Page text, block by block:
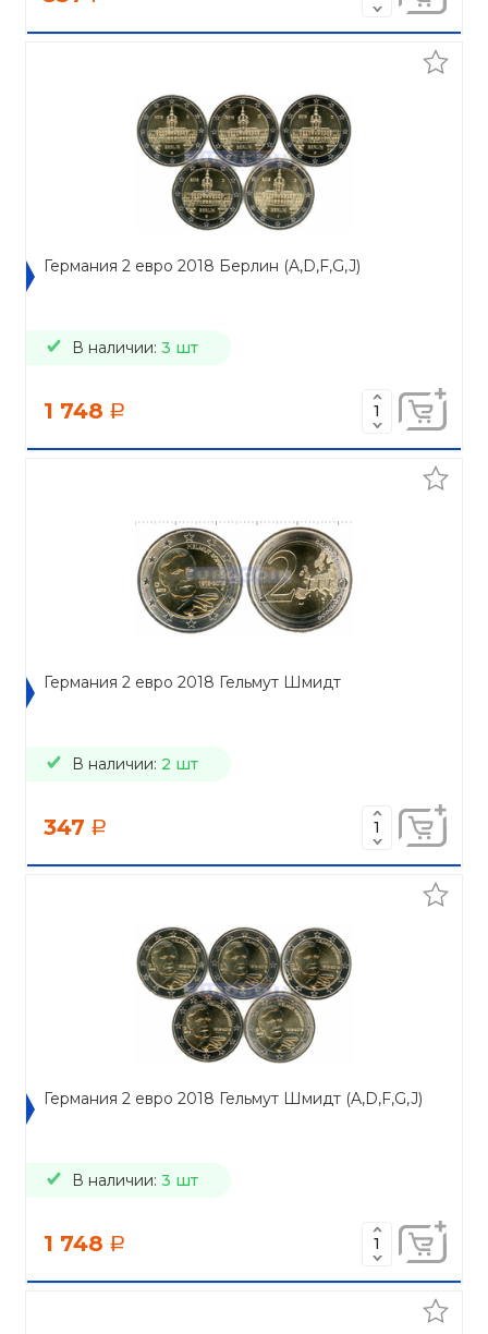
Германия 2 евро 2018 Берлин (A,D,F,G,J)
В наличии: 3 шт
1 748 a
Германия 2 евро 2018 Гельмут Шмидт
В наличии: 2 шт
347 a
Германия 2 евро 2018 Гельмут Шмидт (A,D,F,G,J)
В наличии: 3 шт
1 748 a